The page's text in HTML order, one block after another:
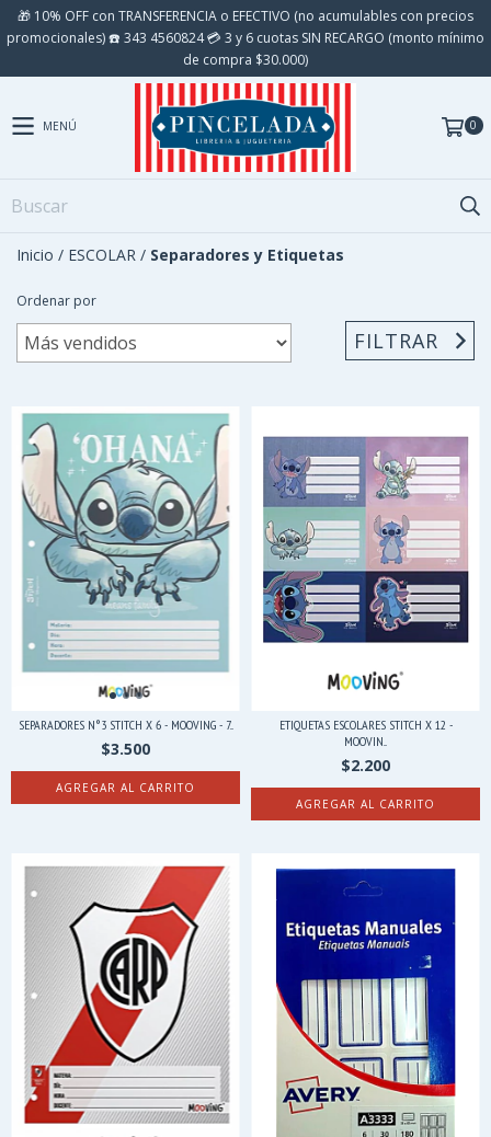
🎁 10% OFF con TRANSFERENCIA o EFECTIVO (no acumulables con precios
promocionales) ☎️ 343 4560824 💳 3 y 6 cuotas SIN RECARGO (monto mínimo
de compra $30.000)
MENÚ 0
Inicio / ESCOLAR / Separadores y Etiquetas
Ordenar por
FILTRAR
SEPARADORES N°3 STITCH X 6 - MOOVING - 7...
$3.500
ETIQUETAS ESCOLARES STITCH X 12 -
MOOVIN...
$2.200